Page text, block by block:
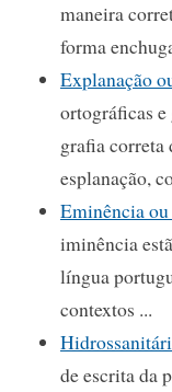
maneira
forma
Explanação
ortográficas
grafia correta
esplanação,
Eminência
iminência
língua
contextos ...
de escrita da